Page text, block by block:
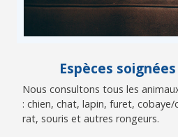
Espèces
Nous consultons tous les
: chien, chat, lapin, furet, cobaye/
rat, souris et autres rongeurs.